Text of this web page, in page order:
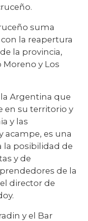
suma
la reapertura
la provincia,
y Los
la Argentina que
en su territorio y
y las
acampe, es una
posibilidad de
y de
de la
director de
y el Bar